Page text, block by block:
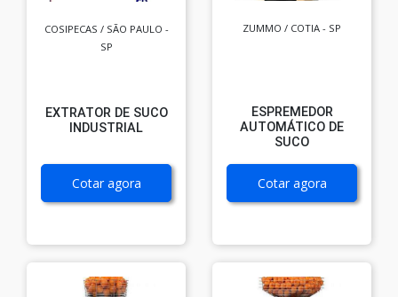
COSIPECAS / SÃO PAULO -
SP
EXTRATOR DE SUCO
INDUSTRIAL
Cotar agora
ZUMMO / COTIA - SP
ESPREMEDOR
AUTOMÁTICO DE
SUCO
Cotar agora